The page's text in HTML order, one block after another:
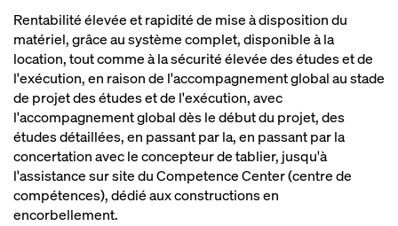
Rentabilité élevée et rapidité de mise à disposition du
matériel, grâce au système complet, disponible à la
location, tout comme à la sécurité élevée des études et de
l'exécution, en raison de l'accompagnement global au stade
de projet des études et de l'exécution, avec
l'accompagnement global dès le début du projet, des
études détaillées, en passant par la, en passant par la
concertation avec le concepteur de tablier, jusqu'à
l'assistance sur site du Competence Center (centre de
compétences), dédié aux constructions en
encorbellement.